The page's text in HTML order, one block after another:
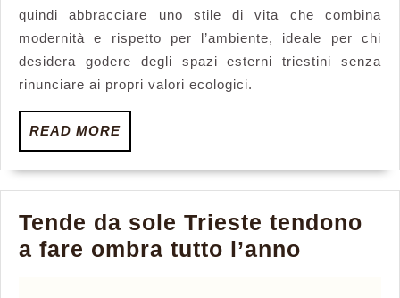
quindi abbracciare uno stile di vita che combina
modernità e rispetto per l’ambiente, ideale per chi
desidera godere degli spazi esterni triestini senza
rinunciare ai propri valori ecologici.
READ MOREREAD
MORE
Tende da sole Trieste tendono
a fare ombra tutto l’anno